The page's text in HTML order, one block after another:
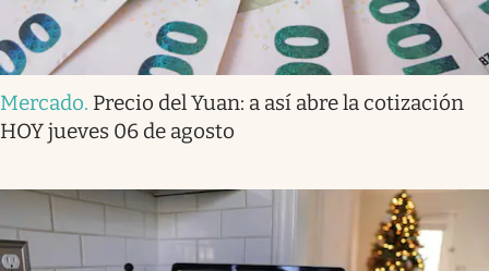
Mercado. Precio del Yuan: a así abre la cotización
HOY jueves 06 de agosto